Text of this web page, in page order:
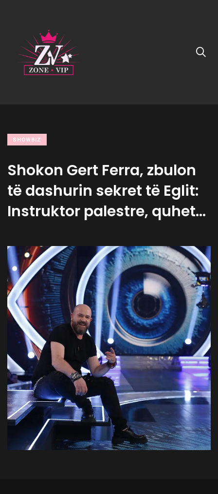
SHOWBIZ
Shokon Gert Ferra, zbulon
të dashurin sekret të Eglit:
Instruktor palestre, quhet…